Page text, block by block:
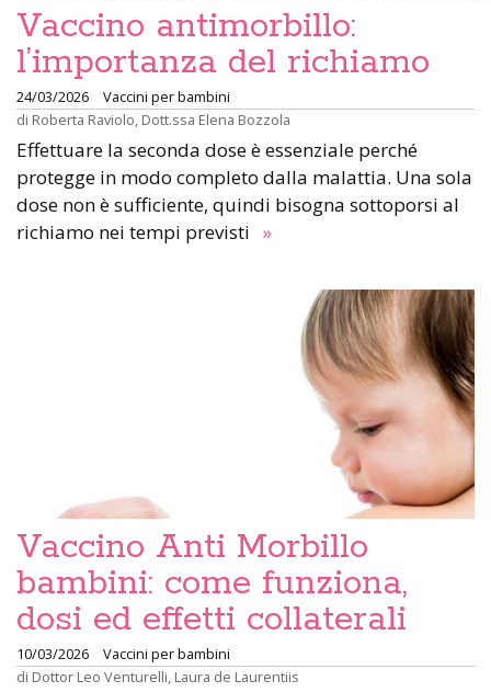
Vaccino antimorbillo:
l’importanza del richiamo
24/03/2026
Vaccini per bambini
di Roberta Raviolo, Dott.ssa Elena Bozzola
Effettuare la seconda dose è essenziale perché
protegge in modo completo dalla malattia. Una sola
dose non è sufficiente, quindi bisogna sottoporsi al
richiamo nei tempi previsti »
Vaccino Anti Morbillo
bambini: come funziona,
dosi ed effetti collaterali
10/03/2026
Vaccini per bambini
di Dottor Leo Venturelli, Laura de Laurentiis